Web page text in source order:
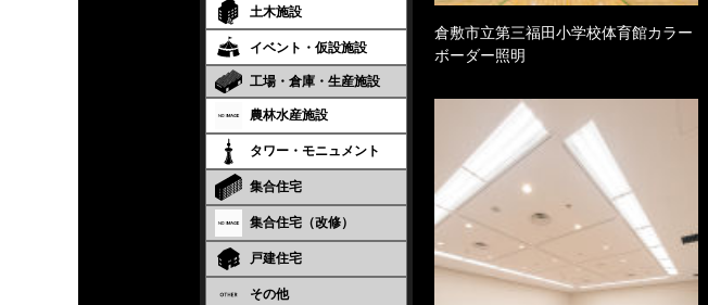
土木施設
イベント・仮設施設
工場・倉庫・生産施設
農林水産施設
タワー・モニュメント
集合住宅
集合住宅（改修）
戸建住宅
その他
倉敷市立第三福田小学校体育館カラー
ボーダー照明